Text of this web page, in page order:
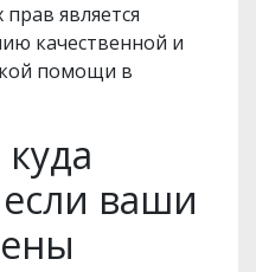
является
качественной и
помощи в
ваши